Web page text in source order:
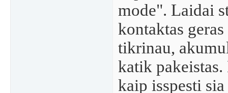
mode". Laidai
kontaktas
tikrinau,
katik pakeistas.
kaip isspesti